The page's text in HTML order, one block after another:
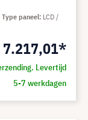
7.217,01*
Levertijd
5-7 werkdagen
Type paneel LCD